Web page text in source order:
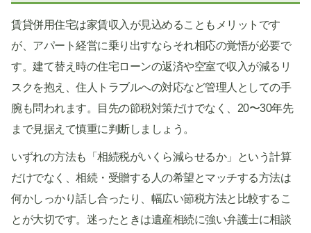
賃貸併用住宅は家賃収入が見込めることもメリットです
が、アパート経営に乗り出すならそれ相応の覚悟が必要で
す。建て替え時の住宅ローンの返済や空室で収入が減るリ
スクを抱え、住人トラブルへの対応など管理人としての手
腕も問われます。目先の節税対策だけでなく、20〜30年先
まで見据えて慎重に判断しましょう。
いずれの方法も「相続税がいくら減らせるか」という計算
だけでなく、相続・受贈する人の希望とマッチする方法は
何かしっかり話し合ったり、幅広い節税方法と比較するこ
とが大切です。迷ったときは遺産相続に強い弁護士に相談